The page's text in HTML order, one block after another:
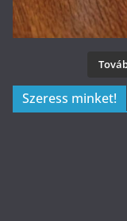
Szeress minket!